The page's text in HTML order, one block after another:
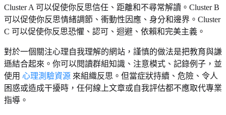
Cluster A 可以促使你反思信任、距離和不尋常解讀。Cluster B
可以促使你反思情緒調節、衝動性因應、身分和邊界。Cluster
C 可以促使你反思恐懼、認可、迴避、依賴和完美主義。
對於一個關注心理自我理解的網站，謹慎的做法是把教育與謙
遜結合起來。你可以閱讀群組知識、注意模式、記錄例子，並
使用 心理測驗資源 來組織反思。但當症狀持續、危險、令人
困惑或造成干擾時，任何線上文章或自我評估都不應取代專業
指導。